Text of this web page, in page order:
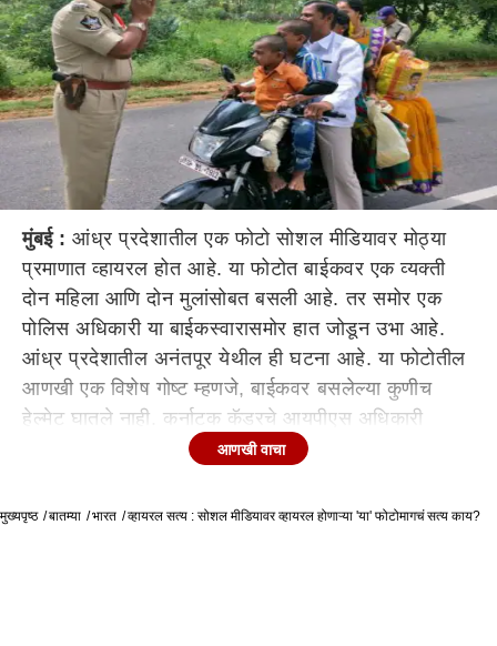
मुंबई : आंध्र प्रदेशातील एक फोटो सोशल मीडियावर मोठ्या
प्रमाणात व्हायरल होत आहे. या फोटोत बाईकवर एक व्यक्ती
दोन महिला आणि दोन मुलांसोबत बसली आहे. तर समोर एक
पोलिस अधिकारी या बाईकस्वारासमोर हात जोडून उभा आहे.
आंध्र प्रदेशातील अनंतपूर येथील ही घटना आहे. या फोटोतील
आणखी एक विशेष गोष्ट म्हणजे, बाईकवर बसलेल्या कुणीच
हेल्मेट घातले नाही. कर्नाटक कॅडरचे आयपीएस अधिकारी
अभिषेक गोयल यांनी हा फोटो ट्विटरवर पोस्ट करत लिहिले आहे
काय करु शकतो?" अभिषेक गोयल यांचं हे ट्वीट 7 हजारांहून
आणखी वाचा
मुख्यपृष्ठ बातम्या भारत व्हायरल सत्य : सोशल मीडियावर व्हायरल होणाऱ्या 'या' फोटोमागचं सत्य काय?